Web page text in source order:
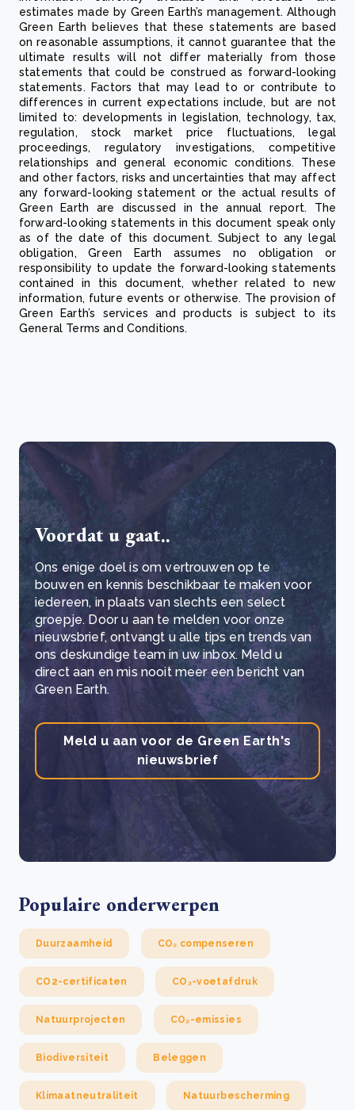
estimates made by Green Earth’s management. Although
Green Earth believes that these statements are based
on reasonable assumptions, it cannot guarantee that the
ultimate results will not differ materially from those
statements that could be construed as forward-looking
statements. Factors that may lead to or contribute to
differences in current expectations include, but are not
limited to: developments in legislation, technology, tax,
regulation, stock market price fluctuations, legal
proceedings, regulatory investigations, competitive
relationships and general economic conditions. These
and other factors, risks and uncertainties that may affect
any forward-looking statement or the actual results of
Green Earth are discussed in the annual report. The
forward-looking statements in this document speak only
as of the date of this document. Subject to any legal
obligation, Green Earth assumes no obligation or
responsibility to update the forward-looking statements
contained in this document, whether related to new
information, future events or otherwise. The provision of
Green Earth’s services and products is subject to its
General Terms and Conditions.
Voordat u gaat..
Ons enige doel is om vertrouwen op te
bouwen en kennis beschikbaar te maken voor
iedereen, in plaats van slechts een select
groepje. Door u aan te melden voor onze
nieuwsbrief, ontvangt u alle tips en trends van
ons deskundige team in uw inbox. Meld u
direct aan en mis nooit meer een bericht van
Green Earth.
Meld u aan voor de Green Earth's
nieuwsbrief
Populaire onderwerpen
Duurzaamheid CO₂ compenseren
CO2-certificaten CO₂-voetafdruk
Natuurprojecten CO₂-emissies
Biodiversiteit Beleggen
Klimaatneutraliteit Natuurbescherming